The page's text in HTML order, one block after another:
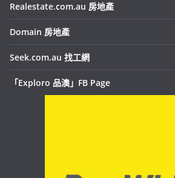
Realestate.com.au 房地產
Domain 房地產
Seek.com.au 找工網
「Exploro 品澳」FB Page